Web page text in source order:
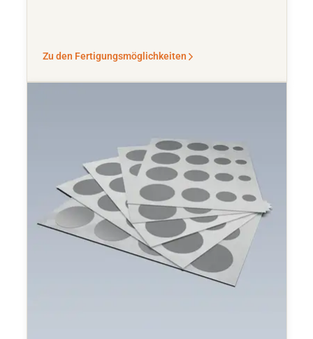
Zu den Fertigungsmöglichkeiten